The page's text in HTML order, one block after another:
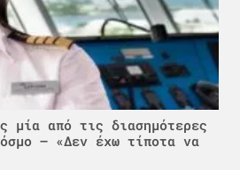
μία από τις διασημότερες
– «Δεν έχω τίποτα να